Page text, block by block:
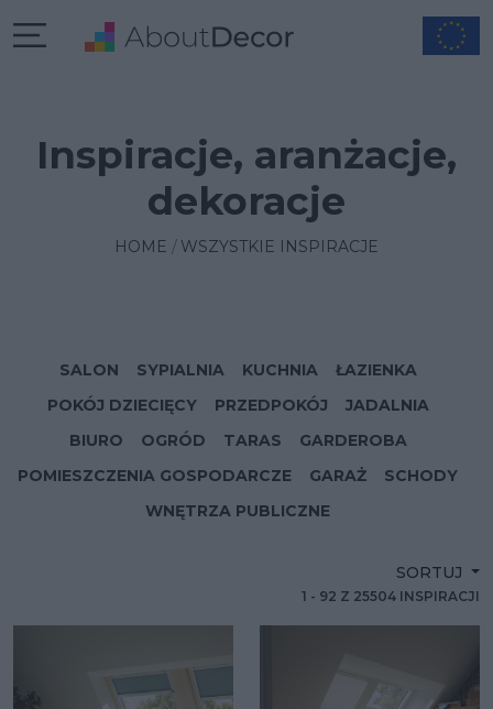
Inspiracje, aranżacje,
dekoracje
HOME WSZYSTKIE INSPIRACJE
SALON SYPIALNIA KUCHNIA
ŁAZIENKA
POKÓJ DZIECIĘCY
PRZEDPOKÓJ
JADALNIA
BIURO
OGRÓD TARAS
GARDEROBA
POMIESZCZENIA GOSPODARCZE
GARAŻ
SCHODY
WNĘTRZA PUBLICZNE
SORTUJ
1 - 92 Z 25504 INSPIRACJI